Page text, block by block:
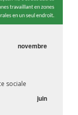
novembre
sociale
juin